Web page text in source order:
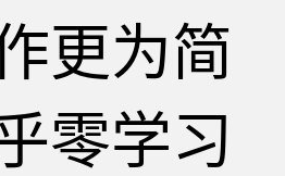
更为简
零学习